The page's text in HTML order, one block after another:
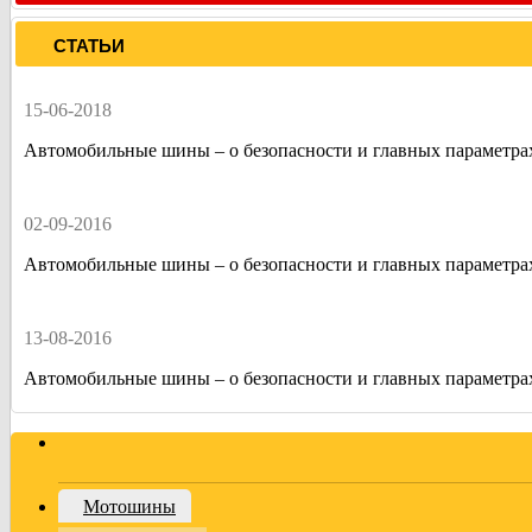
СТАТЬИ
15-06-2018
Автомобильные шины – о безопасности и главных
02-09-2016
Автомобильные шины – о безопасности и главных
13-08-2016
Автомобильные шины – о безопасности и главных
Мотошины